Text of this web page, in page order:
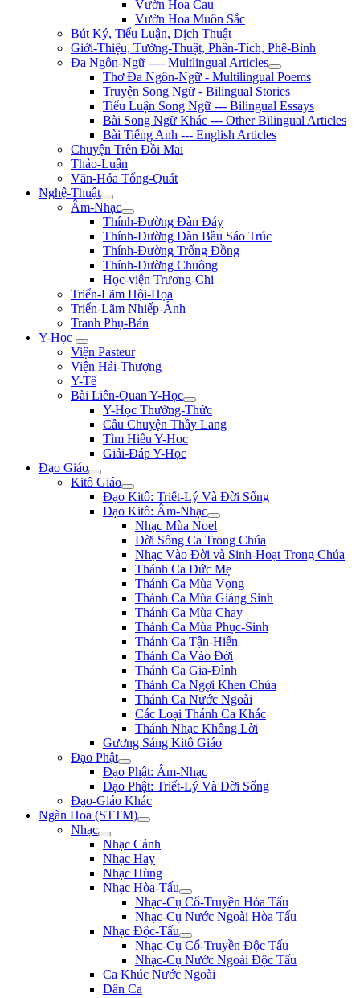
Vườn Hoa Cau
Vườn Hoa Muôn Sắc
Bút Ký, Tiểu Luận, Dịch Thuật
Giới-Thiệu, Tường-Thuật, Phân-Tích, Phê-Bình
Đa Ngôn-Ngữ ---- Multlingual Articles
Thơ Đa Ngôn-Ngữ - Multilingual Poems
Truyện Song Ngữ - Bilingual Stories
Tiểu Luận Song Ngữ --- Bilingual Essays
Bài Song Ngữ Khác --- Other Bilingual Articles
Bài Tiếng Anh --- English Articles
Chuyện Trên Đồi Mai
Thảo-Luận
Văn-Hóa Tổng-Quát
Nghệ-Thuật
Âm-Nhạc
Thính-Đường Đàn Đáy
Thính-Đường Đàn Bầu Sáo Trúc
Thính-Đường Trống Đồng
Thính-Đường Chuông
Học-viện Trương-Chi
Triển-Lãm Hội-Họa
Triển-Lãm Nhiếp-Ảnh
Tranh Phụ-Bản
Y-Học
Viện Pasteur
Viện Hải-Thượng
Y-Tế
Bài Liên-Quan Y-Học
Y-Học Thường-Thức
Câu Chuyện Thầy Lang
Tìm Hiểu Y-Hoc
Giải-Đáp Y-Học
Đạo Giáo
Kitô Giáo
Đạo Kitô: Triết-Lý Và Đời Sống
Đạo Kitô: Âm-Nhạc
Nhạc Mùa Noel
Đời Sống Ca Trong Chúa
Nhạc Vào Đời và Sinh-Hoạt Trong Chúa
Thánh Ca Đức Mẹ
Thánh Ca Mùa Vọng
Thánh Ca Mùa Giáng Sinh
Thánh Ca Mùa Chay
Thánh Ca Mùa Phục-Sinh
Thánh Ca Tận-Hiến
Thánh Ca Vào Đời
Thánh Ca Gia-Đình
Thánh Ca Ngợi Khen Chúa
Thánh Ca Nước Ngoài
Các Loại Thánh Ca Khác
Thánh Nhạc Không Lời
Gương Sáng Kitô Giáo
Đạo Phật
Đạo Phật: Âm-Nhạc
Đạo Phật: Triết-Lý Và Đời Sống
Đạo-Giáo Khác
Ngàn Hoa (STTM)
Nhạc
Nhạc Cảnh
Nhạc Hay
Nhạc Hùng
Nhạc Hòa-Tấu
Nhạc-Cụ Cổ-Truyền Hòa Tấu
Nhạc-Cụ Nước Ngoài Hòa Tấu
Nhạc Độc-Tấu
Nhạc-Cụ Cổ-Truyền Độc Tấu
Nhạc-Cụ Nước Ngoài Độc Tấu
Ca Khúc Nước Ngoài
Dân Ca